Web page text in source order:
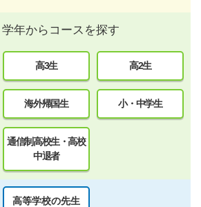
学年からコースを探す
高3生 高2生
海外帰国生 小・中学生
通信制高校生・高校
中退者
高等学校の先生